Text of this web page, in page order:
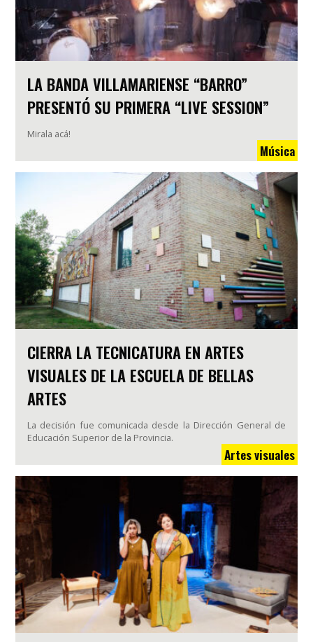
LA BANDA VILLAMARIENSE “BARRO”
PRESENTÓ SU PRIMERA “LIVE SESSION”
Mirala acá!
Música
CIERRA LA TECNICATURA EN ARTES
VISUALES DE LA ESCUELA DE BELLAS
ARTES
La decisión fue comunicada desde la Dirección General de
Educación Superior de la Provincia.
Artes visuales